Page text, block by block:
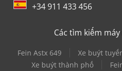
+34 911 433 456
Các tìm kiếm
Fein Astx 649 Xe buýt
Xe buýt thành phố